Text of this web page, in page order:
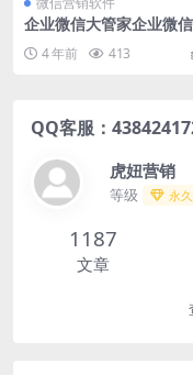
企业微信大管家企业微
软件加手机号码群发专用
4 年前 413
QQ客服：
虎妞营销
等级 永
1187
文章